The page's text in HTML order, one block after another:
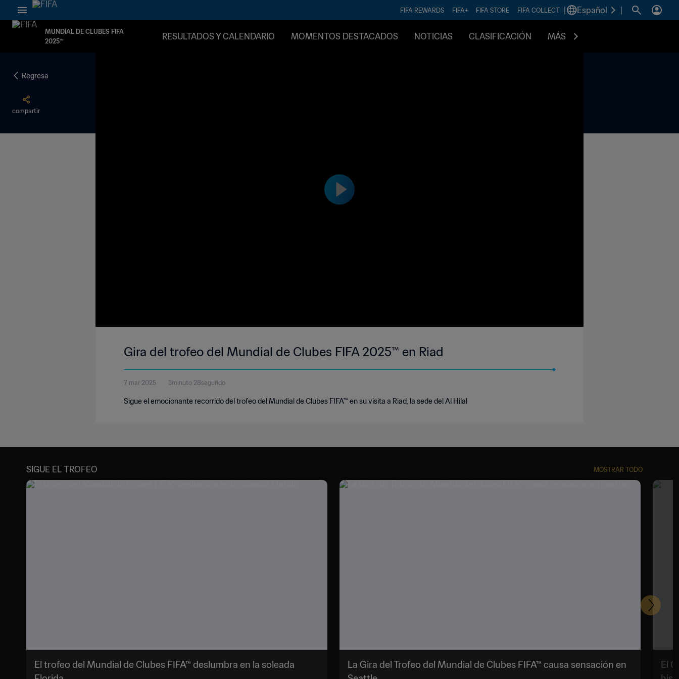
FIFA REWARDS FIFA+ FIFA STORE FIFA COLLECT Español
MUNDIAL DE CLUBES FIFA
2025™
RESULTADOS Y CALENDARIO MOMENTOS DESTACADOS NOTICIAS CLASIFICACIÓN MÁS
Regresa
compartir
Gira del trofeo del Mundial de Clubes FIFA 2025™ en Riad
7 mar 2025 3minuto 28segundo
Sigue el emocionante recorrido del trofeo del Mundial de Clubes FIFA™ en su visita a Riad, la sede del Al Hilal
SIGUE EL TROFEO MOSTRAR TODO
El trofeo del Mundial de Clubes FIFA™ deslumbra en la soleada
La Gira del Trofeo del Mundial de Clubes FIFA™ causa sensación en
El